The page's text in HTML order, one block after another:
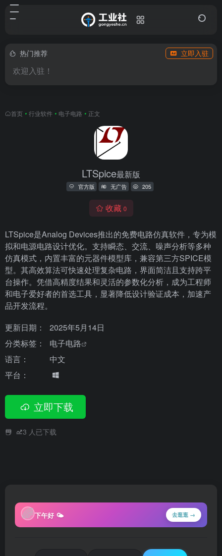
热门推荐 立即入驻
欢迎入驻！
首页 • 行业软件 • 电子电路 • 正文
LTSpice最新版
官方版 无广告 205
收藏 0
LTSpice是Analog Devices推出的免费电路仿真软件，专为模
拟和电源电路设计优化。支持瞬态、交流、噪声分析等多种
仿真模式，内置丰富的元器件模型库，兼容第三方SPICE模
型。其高效算法可快速处理复杂电路，界面简洁且支持跨平
台操作。凭借高精度结果和灵活的参数化分析，成为工程师
和电子爱好者的首选工具，显著降低设计验证成本，加速产
品开发流程。
更新日期：
2025年5月14日
分类标签：
电子电路
语言：
中文
平台：
立即下载
3 人已下载
🌈下午好 🌤 去逛逛 →